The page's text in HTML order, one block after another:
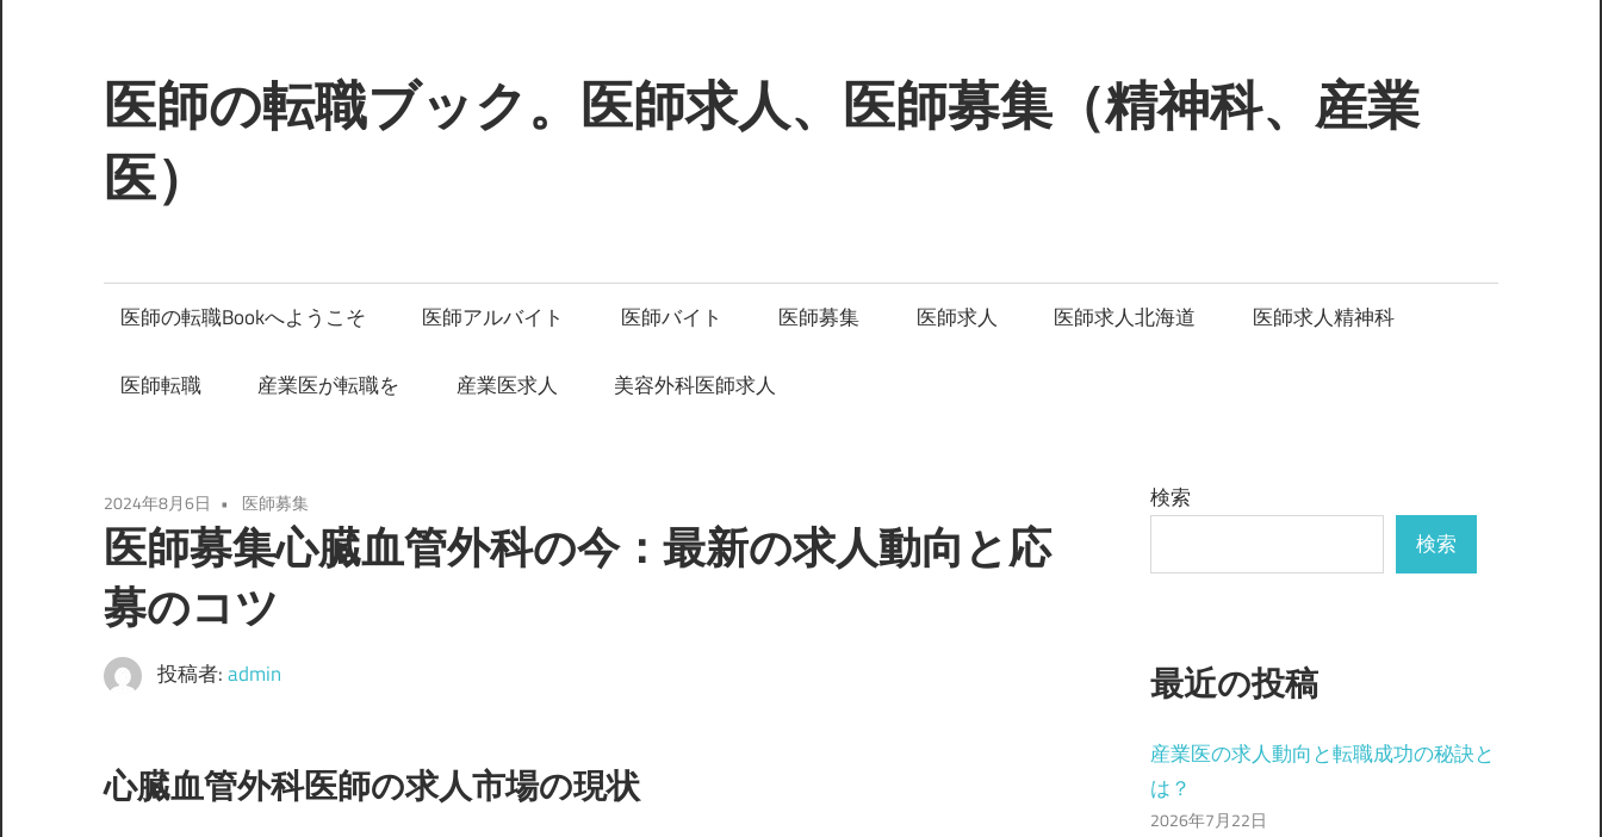
テ
ン
ツ
へ
ッ
プ
医師の転職ブック。医師求人、医師募集（精神科、産業
医）
医師の転職Bookへようこそ 医師アルバイト 医師バイト 医師募集 医師求人 医師求人北海道 医師求人精神科
医師転職 産業医が転職を 産業医求人 美容外科医師求人
2024年8月6日 医師募集
医師募集心臓血管外科の今：最新の求人動向と応
募のコツ
投稿者:admin
心臓血管外科医師の求人市場の現状
検索
検索
最近の投稿
産業医の求人動向と転職成功の秘訣と
は？
2026年7月22日